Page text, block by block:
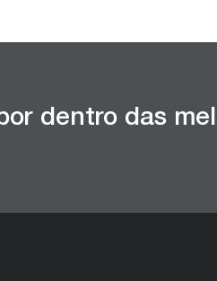
dentro das